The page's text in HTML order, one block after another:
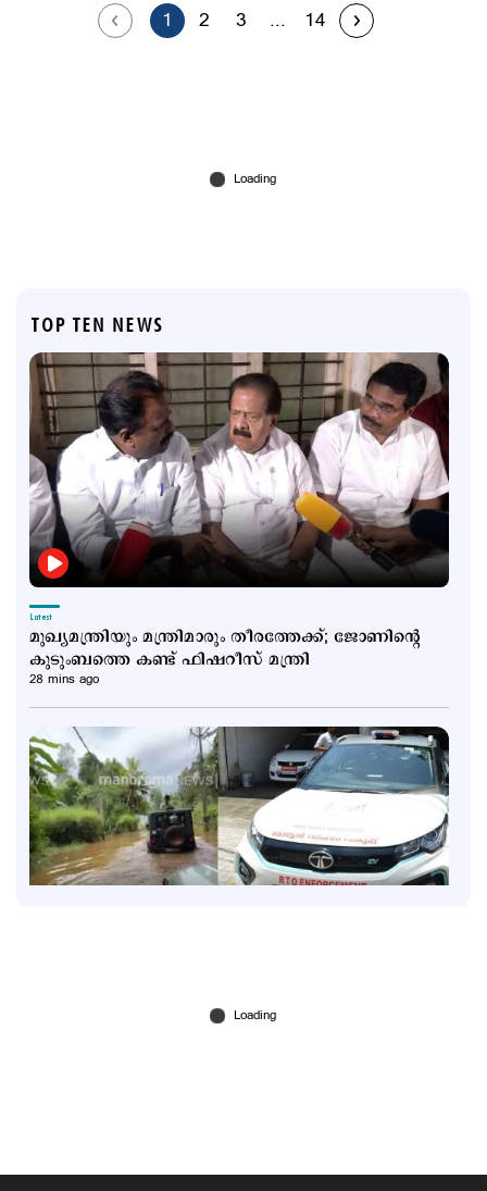
1 2 3 ... 14
TOP TEN NEWS
Latest
മുഖ്യമന്ത്രിയും മന്ത്രിമാരും തീരത്തേക്ക്; ജോണിന്‍റെ
കുടുംബത്തെ കണ്ട് ഫിഷറീസ് മന്ത്രി
28 mins ago
വാഹന പരിശോധന നടത്തും, പിഴ ഈടാക്കില്ല;